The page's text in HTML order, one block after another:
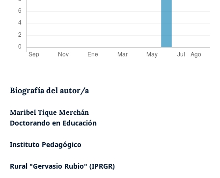
Biografía del autor/a
Maribel Tique Merchán
Doctorando en Educación
Instituto Pedagógico
Rural "Gervasio Rubio" (IPRGR)